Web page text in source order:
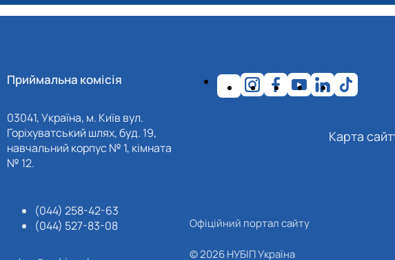
Приймальна комісія
03041, Україна, м. Київ вул.
Горіхуватський шлях, буд. 19,
навчальний корпус № 1, кімната
№ 12.
(044) 258-42-63
(044) 527-83-08
Карта
Офіційний портал сайту
© 2026 НУБІП Україна